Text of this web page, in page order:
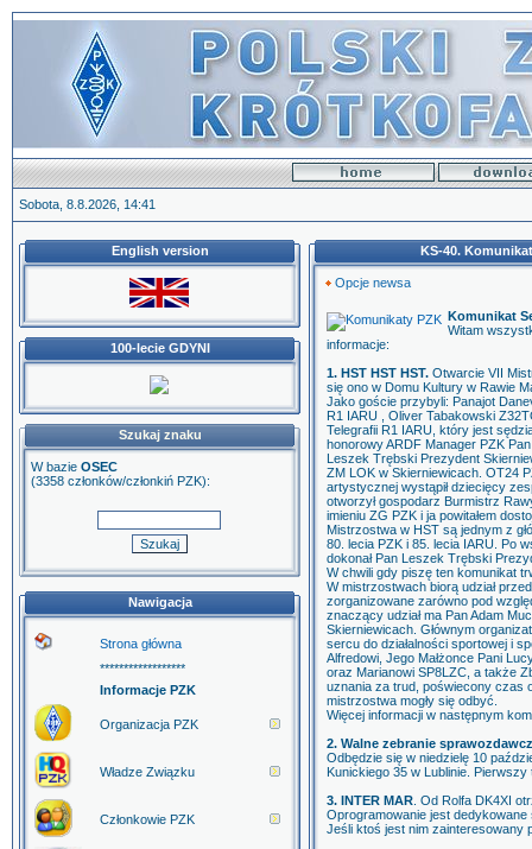
Sobota, 8.8.2026, 14:41
English version
100-lecie GDYNI
Szukaj znaku
W bazie OSEC
(3358 członków/członkiń PZK):
Nawigacja
Strona główna
******************
Informacje PZK
Organizacja PZK
Władze Związku
Członkowie PZK
KS-40.
Opcje newsa
Komunikat
Witam
informacje:
1. HST HST HST. Otwarcie VII
się ono w Domu Kultury w Rawie
Jako goście przybyli: Panajot
R1 IARU , Oliver Tabakowski
Telegrafii R1 IARU, który jest
honorowy ARDF Manager PZK
Leszek Trębski Prezydent
ZM LOK w Skierniewicach. OT24
artystycznej wystąpił dziecięcy
otworzył gospodarz Burmistrz
imieniu ZG PZK i ja powitałem
Mistrzostwa w HST są jednym z
80. lecia PZK i 85. lecia IARU. Po
dokonał Pan Leszek Trębski
W chwili gdy piszę ten komunikat
W mistrzostwach biorą udział
zorganizowane zarówno pod
znaczący udział ma Pan Adam
Skierniewicach. Głównym
sercu do działalności sportowej i
Alfredowi, Jego Małżonce Pani
oraz Marianowi SP8LZC, a także
uznania za trud, poświecony czas
mistrzostwa mogły się odbyć.
Więcej informacji w następnym
2. Walne zebranie
Odbędzie się w niedzielę 10
Kunickiego 35 w Lublinie.
3. INTER MAR . Od Rolfa DK4XI
Oprogramowanie jest
Jeśli ktoś jest nim zainteresowany